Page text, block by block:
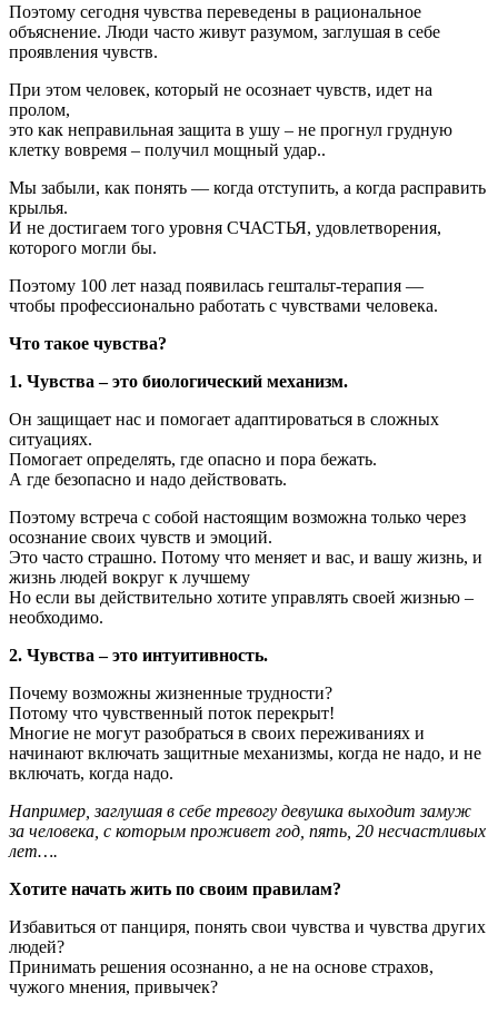
Поэтому сегодня чувства переведены в рациональное
объяснение. Люди часто живут разумом, заглушая в себе
проявления чувств.
При этом человек, который не осознает чувств, идет на
пролом,
это как неправильная защита в ушу – не прогнул грудную
клетку вовремя – получил мощный удар..
Мы забыли, как понять — когда отступить, а когда расправить
крылья.
И не достигаем того уровня СЧАСТЬЯ, удовлетворения,
которого могли бы.
Поэтому 100 лет назад появилась гештальт-терапия —
чтобы профессионально работать с чувствами человека.
Что такое чувства?
1. Чувства – это биологический механизм.
Он защищает нас и помогает адаптироваться в сложных
ситуациях.
Помогает определять, где опасно и пора бежать.
А где безопасно и надо действовать.
Поэтому встреча с собой настоящим возможна только через
осознание своих чувств и эмоций.
Это часто страшно. Потому что меняет и вас, и вашу жизнь, и
жизнь людей вокруг к лучшему
Но если вы действительно хотите управлять своей жизнью –
необходимо.
2. Чувства – это интуитивность.
Почему возможны жизненные трудности?
Потому что чувственный поток перекрыт!
Многие не могут разобраться в своих переживаниях и
начинают включать защитные механизмы, когда не надо, и не
включать, когда надо.
Например, заглушая в себе тревогу девушка выходит замуж
за человека, с которым проживет год, пять, 20 несчастливых
лет….
Хотите начать жить по своим правилам?
Избавиться от панциря, понять свои чувства и чувства других
людей?
Принимать решения осознанно, а не на основе страхов,
чужого мнения, привычек?